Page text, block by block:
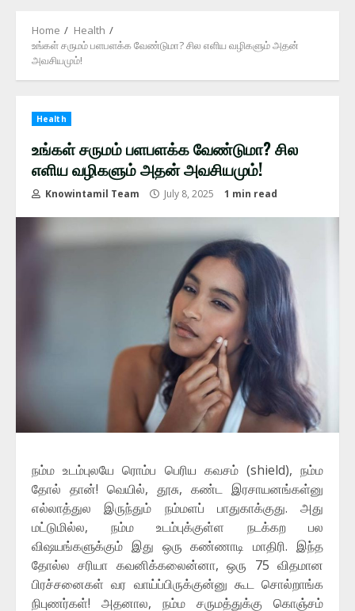
Home
Health
உங்கள் சருமம் பளபளக்க வேண்டுமா? சில எளிய வழிகளும் அதன்
அவசியமும்!
Health
உங்கள் சருமம் பளபளக்க வேண்டுமா? சில
எளிய வழிகளும் அதன் அவசியமும்!
Knowintamil Team July 8, 2025 1 min read
நம்ம உடம்புலயே ரொம்ப பெரிய கவசம் (shield), நம்ம
தோல் தான்! வெயில், தூசு, கண்ட இரசாயனங்கள்னு
எல்லாத்துல இருந்தும் நம்மளப் பாதுகாக்குது. அது
மட்டுமில்ல, நம்ம உடம்புக்குள்ள நடக்கற பல
விஷயங்களுக்கும் இது ஒரு கண்ணாடி மாதிரி. இந்த
தோல்ல சரியா கவனிக்கலைன்னா, ஒரு 75 விதமான
பிரச்சனைகள் வர வாய்ப்பிருக்குன்னு கூட சொல்றாங்க
நிபுணர்கள்! அதனால, நம்ம சருமத்துக்கு கொஞ்சம்